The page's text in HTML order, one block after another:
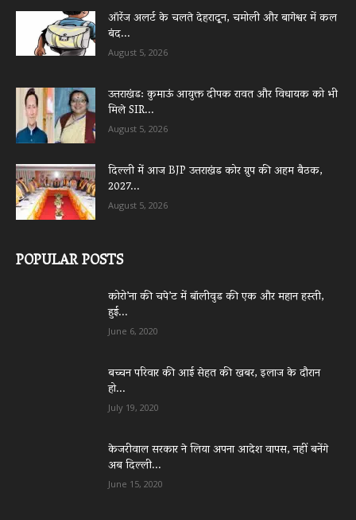
ऑरेंज अलर्ट के चलते देहरादून, चमोली और बागेश्वर में कल
बंद...
August 5, 2026
उत्तराखंड: कुमाऊं आयुक्त दीपक रावत और विधायक को भी
मिले SIR...
August 5, 2026
दिल्ली में आज BJP उत्तराखंड कोर ग्रुप की अहम बैठक,
2027...
August 5, 2026
POPULAR POSTS
कोरो’ना की चपे’ट में बॉलीवुड की एक और महान हस्ती,
हुई...
June 6, 2020
बच्चन परिवार की आई सेहत की खबर, इलाज के दौरान
हो...
July 19, 2020
केजरीवाल सरकार ने लिया अपना आदेश वापस, नहीं बनेंगे
अब दिल्ली...
June 15, 2020